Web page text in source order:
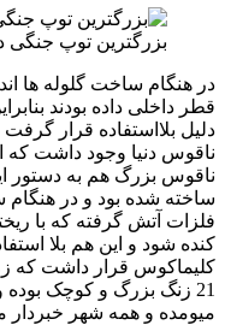
بزرگترین توپ جنگی
در هنگام ساخت گلوله ها
قطر داخلی داده بودند
دلیل بلااستفاده قرار
ناقوس دنیا وجود داشت که
ناقوس بزرگ هم به دستور
ساخته شده بود و در
فلزات آتش گرفته که با
کنده شود و این هم بلا
کلیماکوس قرار داشت که
21 زنگ بزرگ و کوچک
میومده و همه شهر خبردار